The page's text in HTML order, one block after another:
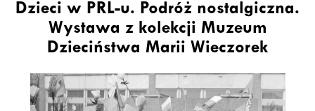
Dzieci w PRL-u. Podróż nostalgiczna.
Wystawa z kolekcji Muzeum
Dzieciństwa Marii Wieczorek